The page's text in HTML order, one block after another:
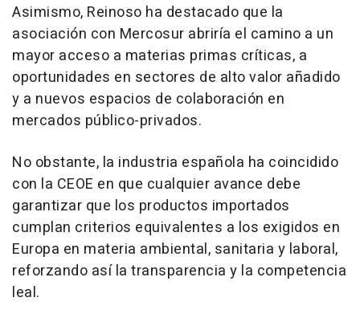
Asimismo, Reinoso ha destacado que la
asociación con Mercosur abriría el camino a un
mayor acceso a materias primas críticas, a
oportunidades en sectores de alto valor añadido
y a nuevos espacios de colaboración en
mercados público-privados.
No obstante, la industria española ha coincidido
con la CEOE en que cualquier avance debe
garantizar que los productos importados
cumplan criterios equivalentes a los exigidos en
Europa en materia ambiental, sanitaria y laboral,
reforzando así la transparencia y la competencia
leal.